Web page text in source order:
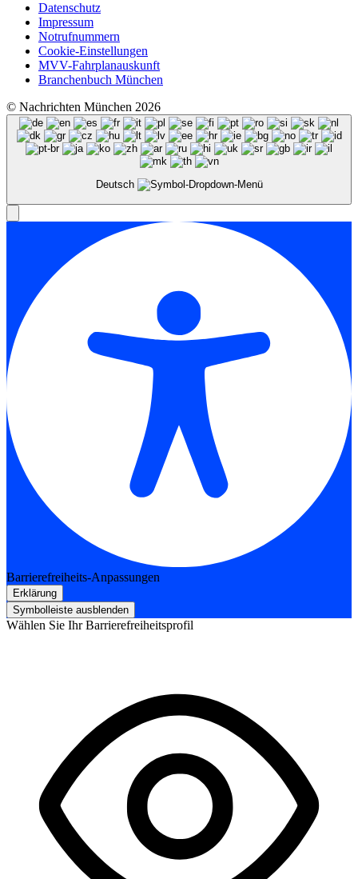
Datenschutz
Impressum
Notrufnummern
Cookie-Einstellungen
MVV-Fahrplanauskunft
Branchenbuch München
© Nachrichten München 2026
Deutsch
Barrierefreiheits-Anpassungen
Erklärung
Symbolleiste ausblenden
Wählen Sie Ihr Barrierefreiheitsprofil